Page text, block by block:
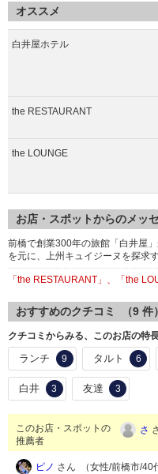
オススメ
白井屋ホテル
the RESTAURANT
the LOUNGE
お店・スポットからのメッ
前橋で創業300年の旅館「白井屋
を元に、上州キュイジーヌを探求
「the RESTAURANT」、「the
おすすめのクチコミ （9 件）
クチコミからみる、このお店の特
ランチ 9 タルト 6
白井 3 友達 3
このお店・スポットの
推薦者
さ
ピノ さん （女性/前橋市/40